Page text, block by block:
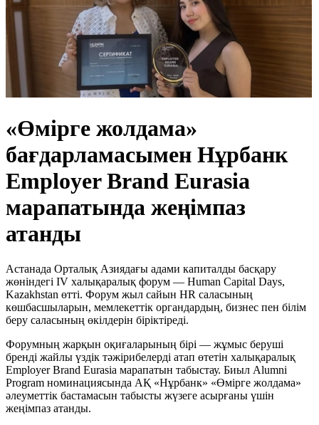
«Өмірге жолдама»
бағдарламасымен Нұрбанк
Employer Brand Eurasia
марапатында жеңімпаз
атанды
Астанада Орталық Азиядағы адами капиталды басқару
жөніндегі IV халықаралық форум — Human Capital Days,
Kazakhstan өтті. Форум жыл сайын HR саласының
көшбасшыларын, мемлекеттік органдардың, бизнес пен білім
беру саласының өкілдерін біріктіреді.
Форумның жарқын оқиғаларының бірі — жұмыс беруші
бренді жайлы үздік тәжірибелерді атап өтетін халықаралық
Employer Brand Eurasia марапатын табыстау. Биыл Alumni
Program номинациясында АҚ «Нұрбанк» «Өмірге жолдама»
әлеуметтік бастамасын табысты жүзеге асырғаны үшін
жеңімпаз атанды.